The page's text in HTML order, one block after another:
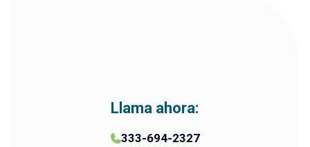
Llama ahora:
333-694-2327